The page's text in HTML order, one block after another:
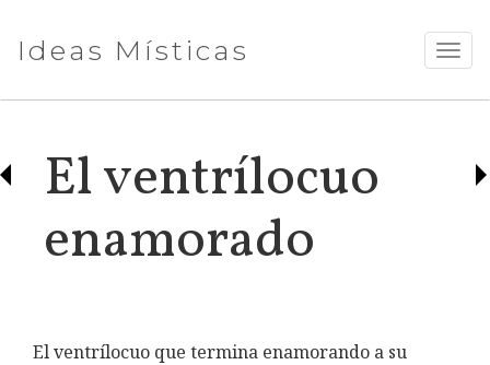
Ideas Místicas
El ventrílocuo
enamorado
El ventrílocuo que termina enamorando a su